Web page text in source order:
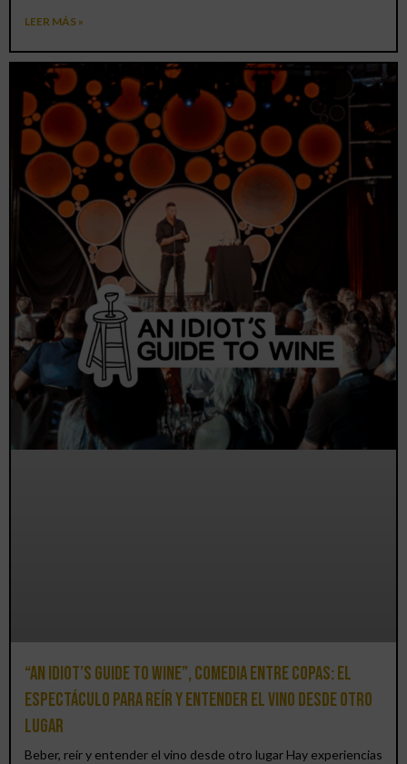
LEER MÁS »
“An Idiot’s Guide to Wine”, comedia entre copas: el
espectáculo para reír y entender el vino desde otro
lugar
Beber, reír y entender el vino desde otro lugar Hay experiencias